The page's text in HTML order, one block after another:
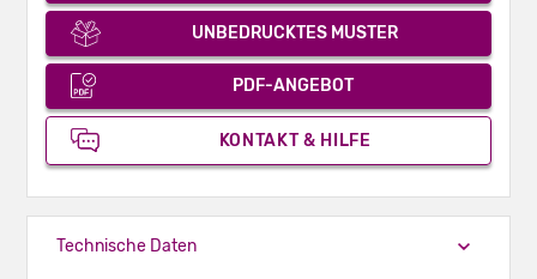
UNBEDRUCKTES MUSTER
PDF-ANGEBOT
KONTAKT & HILFE
Technische Daten